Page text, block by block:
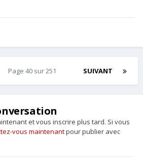
SUIVANT
Page 40 sur 251
et vous inscrire plus tard. Si vous
vous maintenantpour publier avec